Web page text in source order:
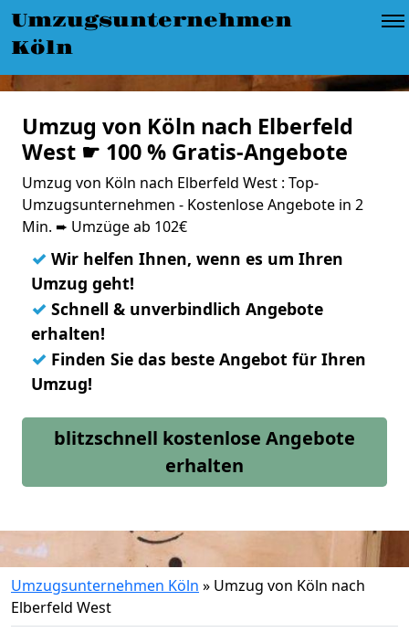
Umzugsunternehmen
Köln
Umzug von Köln nach Elberfeld
West ☛ 100 % Gratis-Angebote
Umzug von Köln nach Elberfeld West : Top-
Umzugsunternehmen - Kostenlose Angebote in 2
Min. ➨ Umzüge ab 102€
✓ Wir helfen Ihnen, wenn es um Ihren
Umzug geht!
✓ Schnell & unverbindlich Angebote
erhalten!
✓ Finden Sie das beste Angebot für Ihren
Umzug!
blitzschnell kostenlose Angebote
erhalten
Umzugsunternehmen Köln » Umzug von Köln nach
Elberfeld West